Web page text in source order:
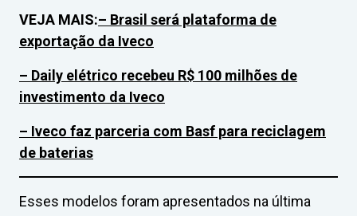
VEJA MAIS:– Brasil será plataforma de
exportação da Iveco
– Daily elétrico recebeu R$ 100 milhões de
investimento da Iveco
– Iveco faz parceria com Basf para reciclagem
de baterias
Esses modelos foram apresentados na última